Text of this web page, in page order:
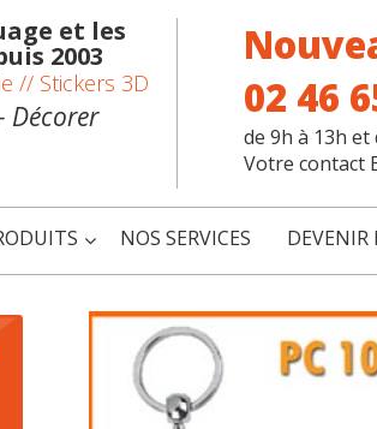
et les
2003
// Stickers 3D
Décorer
02 46
de 9h à 13h et
Votre contact
NOS SERVICES DEVENIR